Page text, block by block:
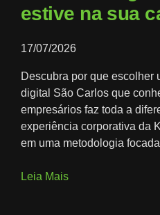
estive na sua
17/07/2026
Descubra por que escolher
digital São Carlos que
empresários faz toda a
experiência corporativa da
em uma metodologia
Leia Mais